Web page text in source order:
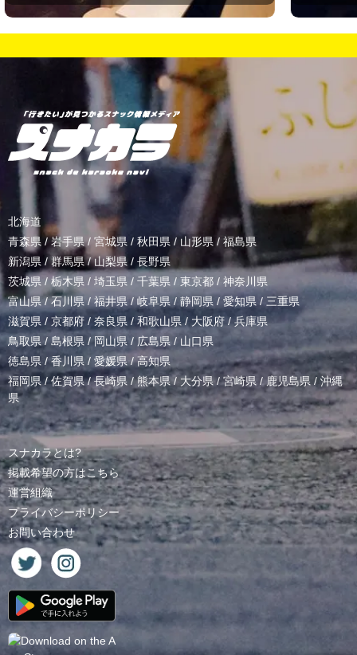
北海道
青森県 / 岩手県/ 宮城県 / 秋田県 / 山形県/ 福島県
新潟県 /群馬県/山梨県 / 長野県
茨城県 / 栃木県 / 埼玉県 / 千葉県 / 東京都 / 神奈川県
富山県 /石川県/福井県/岐阜県 / 静岡県 / 愛知県 / 三重県
滋賀県 / 京都府 / 奈良県 / 和歌山県/ 大阪府 /兵庫県
鳥取県/ 島根県 /岡山県/ 広島県 / 山口県
徳島県 /香川県 / 愛媛県/高知県
福岡県/佐賀県/長崎県 /熊本県/ 大分県/宮崎県 /鹿児島県 / 沖縄
県
スナカラとは?
掲載希望の方はこちら
運営組織
プライバシーポリシー
お問い合わせ